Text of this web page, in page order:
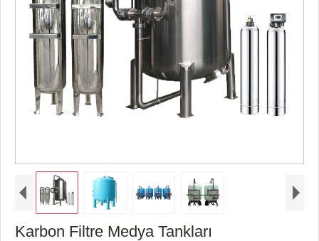
Karbon Filtre Medya Tankları